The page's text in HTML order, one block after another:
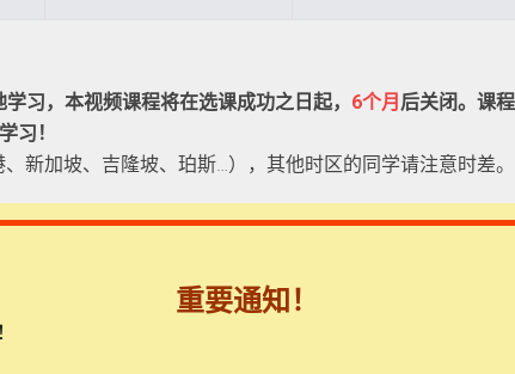
习，本视频课程将在选课成功之日起， 6个月 后关闭。课
习！
新加坡、吉隆坡、珀斯…），其他时区的同学请注意时差。
的进阶课程，其主要目的是让学员学习系统的归纳研经方法
研究。在第一手的圣经学习之后，才使用注释书等作为第二
重要通知！